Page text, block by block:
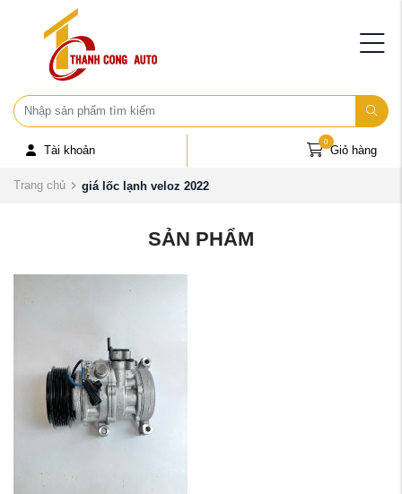
Tài khoản Giỏ hàng
0
Trang chủ giá lốc lạnh veloz 2022
SẢN PHẨM